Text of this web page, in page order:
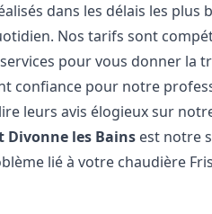
dans les délais les
Nos tarifs sont
pour vous donner la
confiance pour notre
leurs avis élogieux sur
Divonne les Bains est notre
lié à votre chaudière